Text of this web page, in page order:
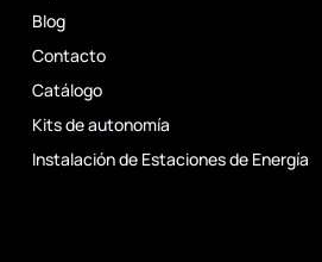
Blog
Contacto
Catálogo
Kits de autonomía
Instalación de Estaciones de Energía